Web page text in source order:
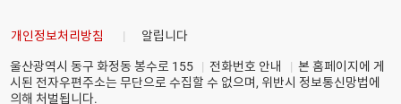
개인정보처리방침 알립니다
울산광역시 동구 화정동 봉수로 155 전화번호 안내
본 홈페이지에 게
시된 전자우편주소는 무단으로 수집할 수 없으며, 위반시 정보통신망법에
의해 처벌됩니다.